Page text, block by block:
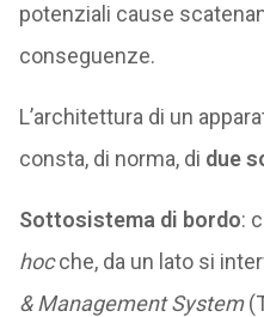
potenziali cause
conseguenze.
L’architettura di un
consta, di norma, di due
Sottosistema di bordo:
hocche, da un lato si
& Management System